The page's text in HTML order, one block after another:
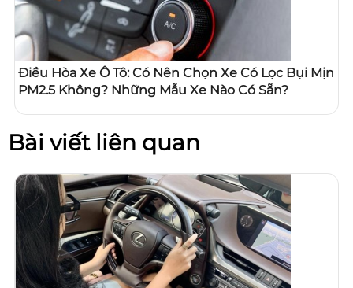
Điều Hòa Xe Ô Tô: Có Nên Chọn Xe Có Lọc Bụi Mịn
PM2.5 Không? Những Mẫu Xe Nào Có Sẵn?
Bài viết liên quan